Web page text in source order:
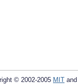
© 2002-2005 MIT